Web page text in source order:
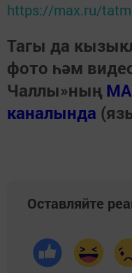
https://max.ru/
Тагы да
фото һәм
Чаллы»ның
каналында
Оставляйте